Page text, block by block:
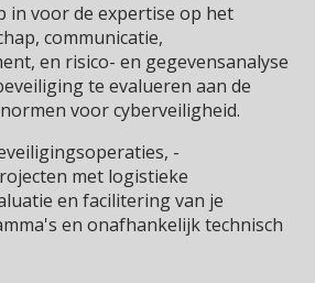
in voor de expertise op het
communicatie,
en risico- en gegevensanalyse
te evalueren aan de
voor cyberveiligheid.
-
met logistieke
en facilitering van je
en onafhankelijk technisch